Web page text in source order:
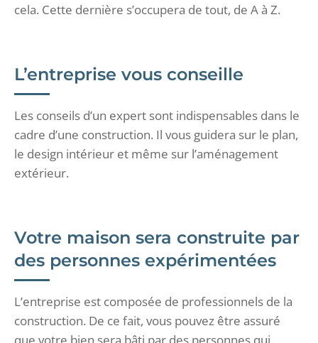
cela. Cette dernière s’occupera de tout, de A à Z.
L’entreprise vous conseille
Les conseils d’un expert sont indispensables dans le
cadre d’une construction. Il vous guidera sur le plan,
le design intérieur et même sur l’aménagement
extérieur.
Votre maison sera construite par
des personnes expérimentées
L’entreprise est composée de professionnels de la
construction. De ce fait, vous pouvez être assuré
que votre bien sera bâti par des personnes qui